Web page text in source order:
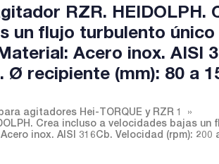
RZR. HEIDOLPH.
un flujo turbulento único
Acero inox. AISI
Ø recipiente (mm): 80 a
agitadores Hei-TORQUE y RZR 1
Crea incluso a velocidades bajas un
inox. AISI 316Cb. Velocidad (rpm): 200